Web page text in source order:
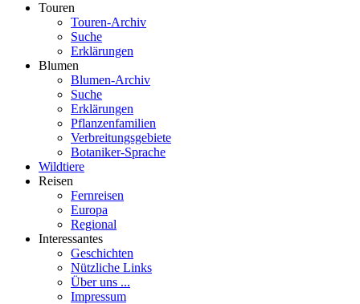
Touren
Touren-Archiv
Suche
Erklärungen
Blumen
Blumen-Archiv
Suche
Erklärungen
Pflanzenfamilien
Verbreitungsgebiete
Botaniker-Sprache
Wildtiere
Reisen
Fernreisen
Europa
Regional
Interessantes
Geschichten
Nützliche Links
Über uns ...
Impressum